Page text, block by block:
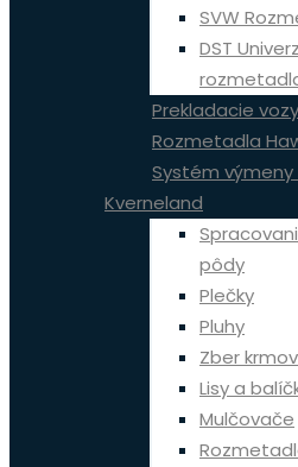
SVW
DST
Prekladacie vozy
Rozmetadla
Systém
Kverneland
pôdy
Plečky
Pluhy
Zber
Lisy a
Mulčovače